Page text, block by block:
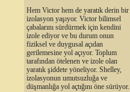
Hem Victor hem de yaratık derin bir
izolasyon yaşıyor. Victor bilimsel
çabalarını sürdürmek için kendini
izole ediyor ve bu durum onun
fiziksel ve duygusal açıdan
gerilemesine yol açıyor. Toplum
tarafından ötelenen ve izole olan
yaratık şiddete yöneliyor. Shelley,
izolasyonun umutsuzluğa ve
düşmanlığa yol açtığını öne sürüyor.